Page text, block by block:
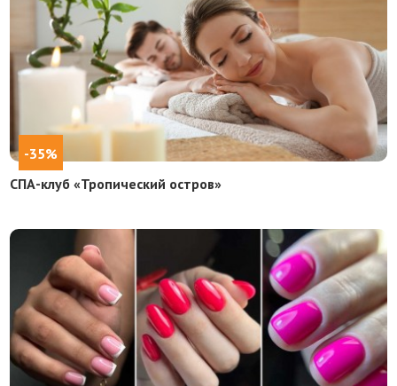
-35%
СПА-клуб «Тропический остров»